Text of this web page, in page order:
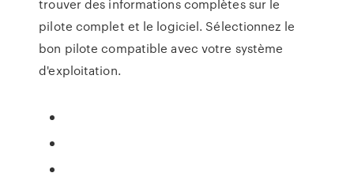
trouver des informations complètes sur le
pilote complet et le logiciel. Sélectionnez le
bon pilote compatible avec votre système
d'exploitation.